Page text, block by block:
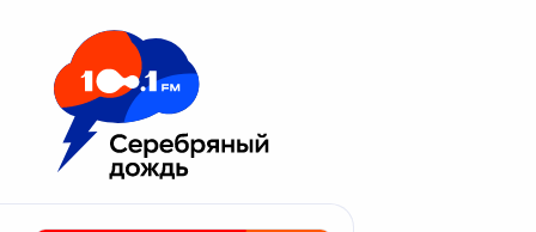
Москва 100.1 FM
Апатиты